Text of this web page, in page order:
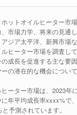
ットオイルヒーター市
市場力学、将来の見通
ジア太平洋、新興市場
ヒーター市場を調査し
成長を促進する主な要
の潜在的な機会につい
ーター市場は、2023年
年平均成長率xxxx%で
予測されています。